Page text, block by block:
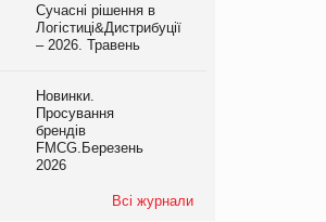
Сучасні рішення в
Логістиці&Дистрибуції
– 2026. Травень
Новинки.
Просування
брендів
FMCG.Березень
2026
Всі журнали